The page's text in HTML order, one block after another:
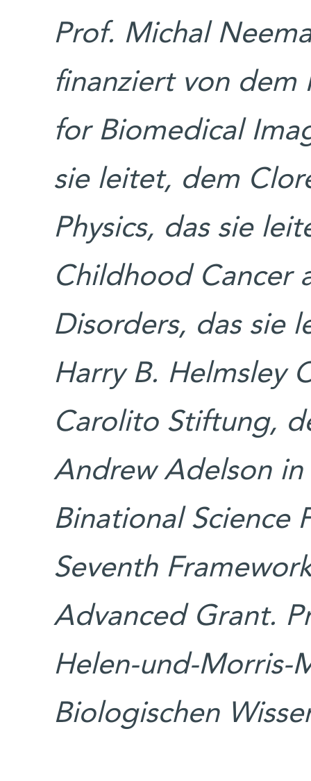
Prof. Michal
finanziert von dem
for Biomedical
sie leitet, dem
Physics, das sie
Childhood Cancer
Disorders, das sie
Harry B. Helmsley
Carolito Stiftung,
Andrew Adelson in
Binational Science
Seventh
Advanced Grant.
Helen-und-Morris-
Biologischen